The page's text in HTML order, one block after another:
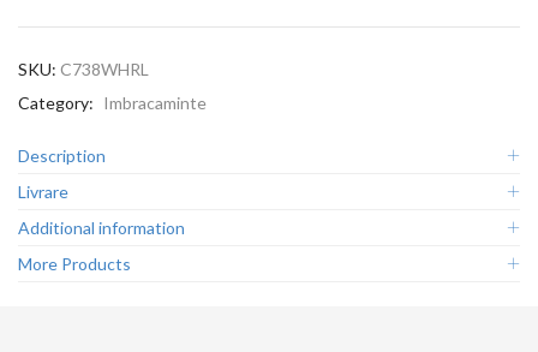
SKU: C738WHRL
Category: Imbracaminte
Description
Livrare
Additional information
More Products